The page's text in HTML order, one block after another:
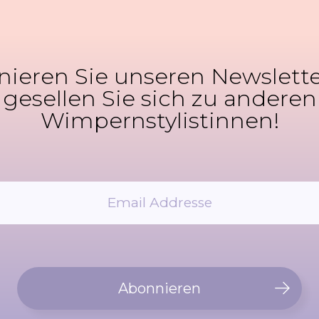
Sie unseren
gesellen Sie sich zu anderen
Wimpernstylistinnen!
Abonnieren